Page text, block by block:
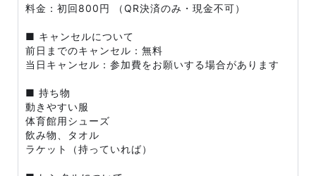
料金：初回800円 （QR決済のみ・現金不可）
■ キャンセルについて
前日までのキャンセル：無料
当日キャンセル：参加費をお願いする場合があります
■ 持ち物
動きやすい服
体育館用シューズ
飲み物、タオル
ラケット（持っていれば）